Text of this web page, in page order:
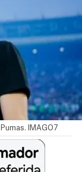
IMAGO7